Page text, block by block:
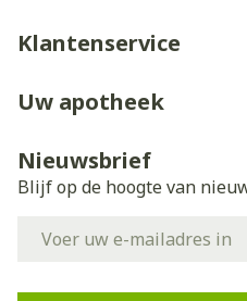
Klantenservice
Uw apotheek
Nieuwsbrief
Blijf op de hoogte van